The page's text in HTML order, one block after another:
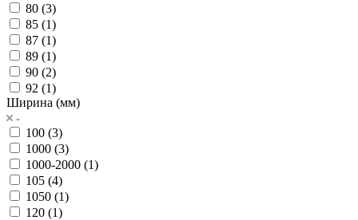
80 (3)
85 (1)
87 (1)
89 (1)
90 (2)
92 (1)
Ширина (мм)
100 (3)
1000 (3)
1000-2000 (1)
105 (4)
1050 (1)
120 (1)